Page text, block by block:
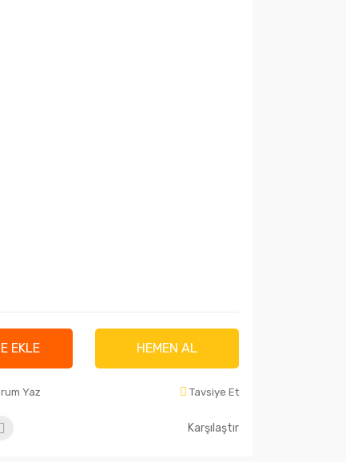
EKLE HEMEN AL
Yaz Tavsiye Et
Karşılaştır